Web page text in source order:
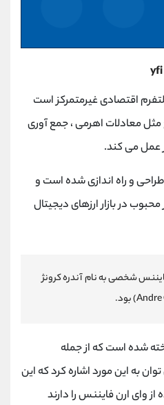
اقتصادی غیرمتمرکز است
مثل معادلات اهرمی ، جمع آوری
عمل می کند.
این پروژه در فوریه سال 2020 طراحی و راه اندازی شده است و
در بازار ارزهای دیجیتال
شخصی به نام آندره کرونژ
شده است که از جمله
به این مورد اشاره کرد که این
از وای ارن فایننس را دارند